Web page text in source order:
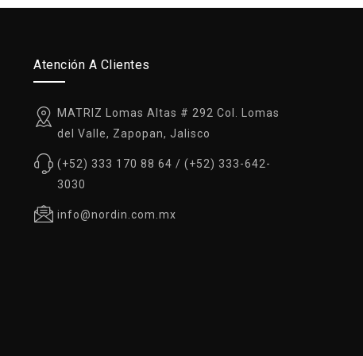
Atención A Clientes
MATRIZ Lomas Altas # 292 Col. Lomas
del Valle, Zapopan, Jalisco
(+52) 333 170 88 64 / (+52) 333-642-
3030
info@nordin.com.mx